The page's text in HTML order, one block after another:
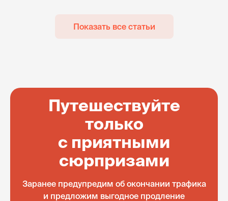
Показать все статьи
Путешествуйте
только
с приятными
сюрпризами
Заранее предупредим об окончании трафика
и предложим выгодное продление